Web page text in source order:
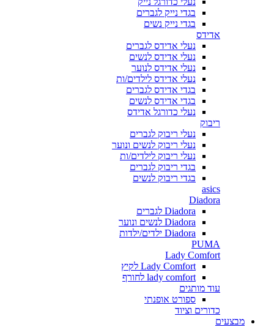
בגדי נייק לגברים
בגדי נייק נשים
אדידס
נעלי אדידס לגברים
נעלי אדידס לנשים
נעלי אדידס לנוער
נעלי אדידס לילדים/ות
בגדי אדידס לגברים
בגדי אדידס לנשים
נעלי כדורגל אדידס
ריבוק
נעלי ריבוק לגברים
נעלי ריבוק לנשים ונוער
נעלי ריבוק לילדים/ות
בגדי ריבוק לגברים
בגדי ריבוק לנשים
asics
Diadora
Diadora לגברים
Diadora לנשים ונוער
Diadora ילדים/ילדות
PUMA
Lady Comfort
Lady Comfort לקיץ
lady comfort לחורף
עוד מותגים
ספורט אופנתי
כדורים וציוד
מבצעים